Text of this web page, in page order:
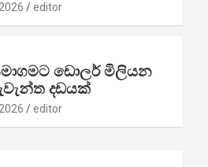
editor
ඩොලර් මිලියන
දඩයක්
editor